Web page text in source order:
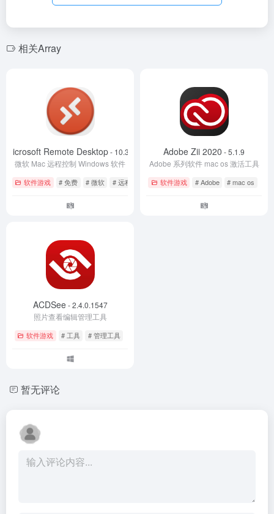
相关Array
Microsoft Remote Desktop- 10.3.9
微软 Mac 远程控制 Windows 软件
软件游戏 # 免费 # 微软 # 远程桌面
Adobe Zii 2020 - 5.1.9
Adobe 系列软件 mac os 激活工具
软件游戏 # Adobe # mac os
ACDSee- 2.4.0.1547
照片查看编辑管理工具
软件游戏 # 工具 # 管理工具
暂无评论